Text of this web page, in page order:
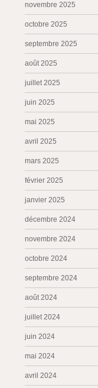
novembre 2025
octobre 2025
septembre 2025
août 2025
juillet 2025
juin 2025
mai 2025
avril 2025
mars 2025
février 2025
janvier 2025
décembre 2024
novembre 2024
octobre 2024
septembre 2024
août 2024
juillet 2024
juin 2024
mai 2024
avril 2024